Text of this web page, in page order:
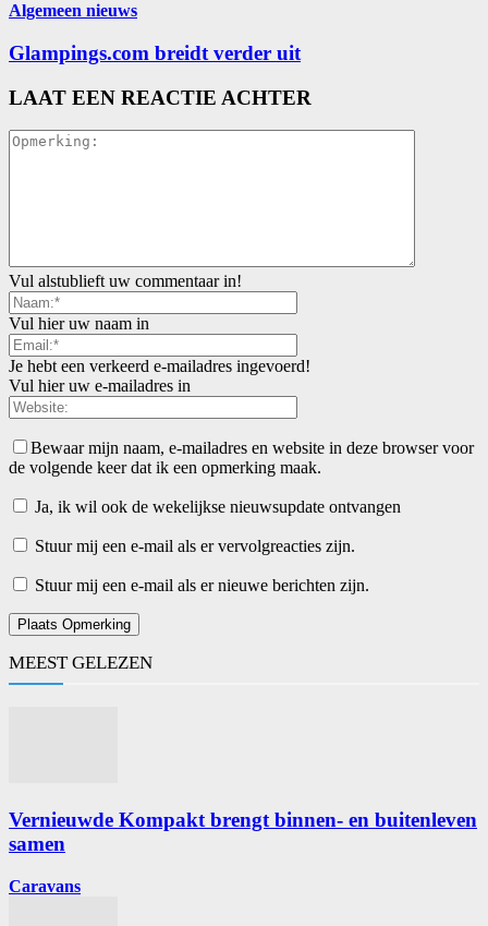
Algemeen nieuws
Glampings.com breidt verder uit
LAAT EEN REACTIE ACHTER
Vul alstublieft uw commentaar in!
Vul hier uw naam in
Je hebt een verkeerd e-mailadres ingevoerd!
Vul hier uw e-mailadres in
Bewaar mijn naam, e-mailadres en website in deze browser voor
de volgende keer dat ik een opmerking maak.
Ja, ik wil ook de wekelijkse nieuwsupdate ontvangen
Stuur mij een e-mail als er vervolgreacties zijn.
Stuur mij een e-mail als er nieuwe berichten zijn.
MEEST GELEZEN
Vernieuwde Kompakt brengt binnen- en buitenleven
samen
Caravans